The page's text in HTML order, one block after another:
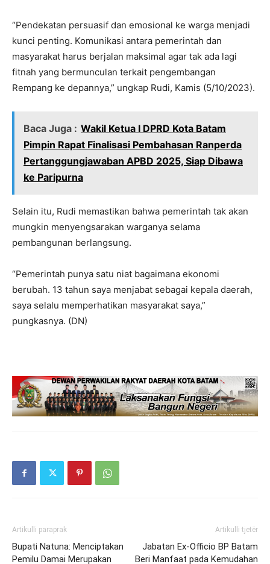
“Pendekatan persuasif dan emosional ke warga menjadi
kunci penting. Komunikasi antara pemerintah dan
masyarakat harus berjalan maksimal agar tak ada lagi
fitnah yang bermunculan terkait pengembangan
Rempang ke depannya,” ungkap Rudi, Kamis (5/10/2023).
Baca Juga : Wakil Ketua I DPRD Kota Batam
Pimpin Rapat Finalisasi Pembahasan Ranperda
Pertanggungjawaban APBD 2025, Siap Dibawa
ke Paripurna
Selain itu, Rudi memastikan bahwa pemerintah tak akan
mungkin menyengsarakan warganya selama
pembangunan berlangsung.
“Pemerintah punya satu niat bagaimana ekonomi
berubah. 13 tahun saya menjabat sebagai kepala daerah,
saya selalu memperhatikan masyarakat saya,”
pungkasnya. (DN)
Artikulli paraprak
Bupati Natuna: Menciptakan
Pemilu Damai Merupakan
Artikulli tjetër
Jabatan Ex-Officio BP Batam
Beri Manfaat pada Kemudahan